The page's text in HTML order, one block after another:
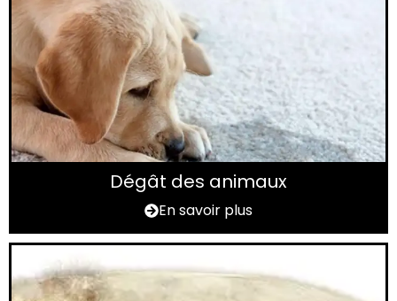
Dégât des animaux
En savoir plus